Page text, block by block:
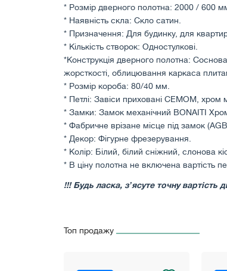
* Розмір дверного полотна: 2000 /
* Наявність скла: Скло сатин.
* Призначення: Для будинку, для
* Кількість створок: Одностулкові.
*Конструкція дверного полотна:
жорсткості, облицювання каркаса
* Розмір короба: 80/40 мм.
* Петлі: Завіси приховані СЕМОМ, хром
* Замки: Замок механічний BONAITI
* Фабричне врізане місце під замок
* Декор: Фігурне фрезерування.
* Колір: Білий, білий сніжний, слонова
* В ціну полотна не включена вартість
!!! Будь ласка, зʼясуте точну
Топ продажу